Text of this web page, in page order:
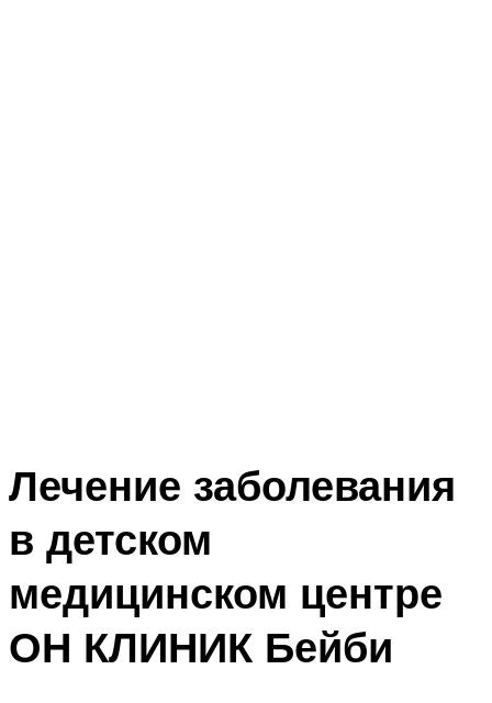
Лечение заболевания
в детском
медицинском центре
ОН КЛИНИК Бейби